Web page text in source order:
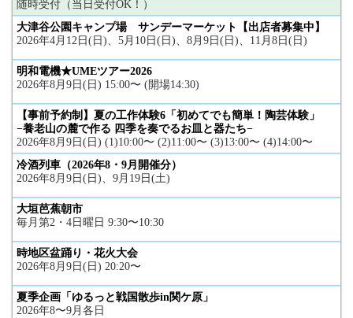
随時受付（当日受付OK！）
大津谷公園キャンプ場 サンデーマーケット【出店者募集中】
2026年4月12日(日)、5月10日(日)、8月9日(日)、11月8日(日)
明和電機★UMEツアー2026
2026年8月9日(日) 15:00〜 (開場14:30)
【事前予約制】夏の工作体験6「初めてでも簡単！陶芸体験」
−養老山の麓で作る 四季を奏でるお皿と器たち−
2026年8月9日(日) (1)10:00〜 (2)11:00〜 (3)13:00〜 (4)14:00〜
冷酒列車（2026年8・9月開催分）
2026年8月9日(日)、9月19日(土)
大垣芭蕉朝市
毎月第2・4日曜日 9:30〜10:30
時地区盆踊り・花火大会
2026年8月9日(日) 20:20〜
夏季企画「ゆるっと戦国散歩in関ケ原」
2026年8〜9月各日